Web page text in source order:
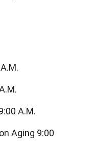
A.M.
Aging 9:00